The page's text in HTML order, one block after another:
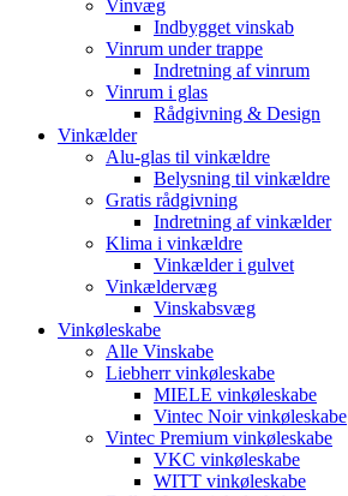
Vinvæg
Indbygget vinskab
Vinrum under trappe
Indretning af vinrum
Vinrum i glas
Rådgivning & Design
Vinkælder
Alu-glas til vinkældre
Belysning til vinkældre
Gratis rådgivning
Indretning af vinkælder
Klima i vinkældre
Vinkælder i gulvet
Vinkældervæg
Vinskabsvæg
Vinkøleskabe
Alle Vinskabe
Liebherr vinkøleskabe
MIELE vinkøleskabe
Vintec Noir vinkøleskabe
Vintec Premium vinkøleskabe
VKC vinkøleskabe
WITT vinkøleskabe